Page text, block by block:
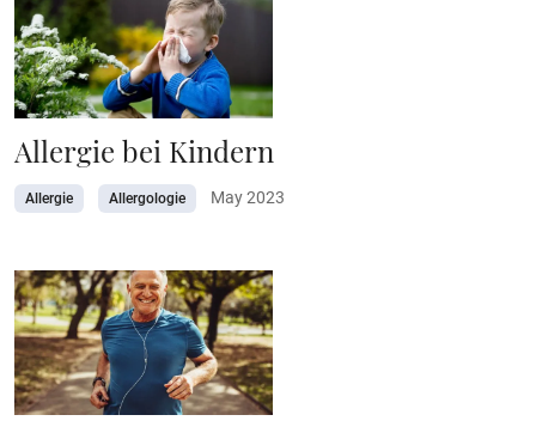
Allergie bei Kindern
Allergie Allergologie May 2023